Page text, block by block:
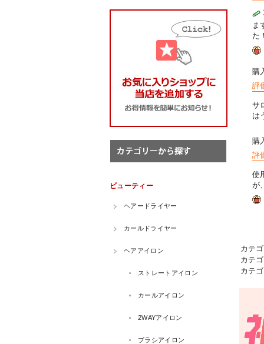
ま
た
購
評
サ
は
購
評
使
が
カテ
カテ
カテ